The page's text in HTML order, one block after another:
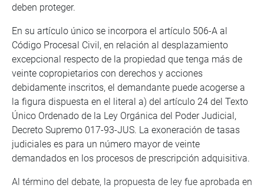
deben proteger.
En su artículo único se incorpora el artículo 506-A al
Código Procesal Civil, en relación al desplazamiento
excepcional respecto de la propiedad que tenga más de
veinte copropietarios con derechos y acciones
debidamente inscritos, el demandante puede acogerse a
la figura dispuesta en el literal a) del artículo 24 del Texto
Único Ordenado de la Ley Orgánica del Poder Judicial,
Decreto Supremo 017-93-JUS. La exoneración de tasas
judiciales es para un número mayor de veinte
demandados en los procesos de prescripción adquisitiva.
Al término del debate, la propuesta de ley fue aprobada en